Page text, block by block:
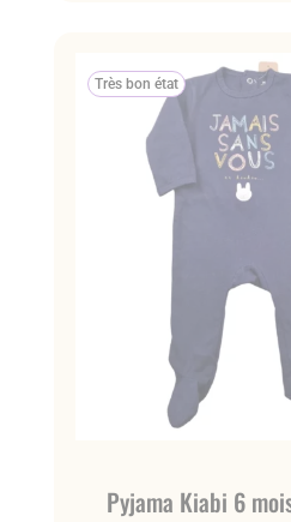
Très bon état
Pyjama Kiabi 6